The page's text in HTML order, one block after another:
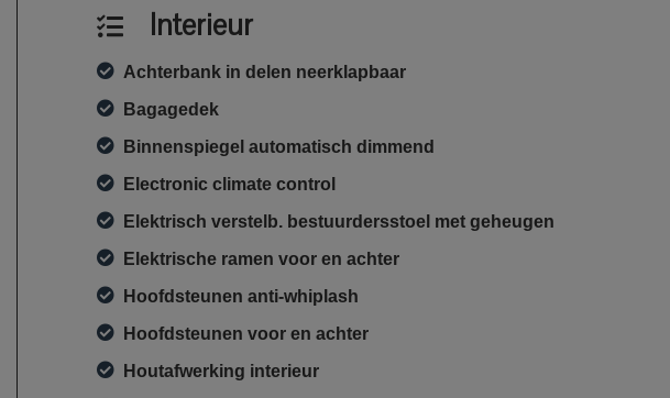
Interieur
Achterbank in delen neerklapbaar
Bagagedek
Binnenspiegel automatisch dimmend
Electronic climate control
Elektrisch verstelb. bestuurdersstoel met geheugen
Elektrische ramen voor en achter
Hoofdsteunen anti-whiplash
Hoofdsteunen voor en achter
Houtafwerking interieur